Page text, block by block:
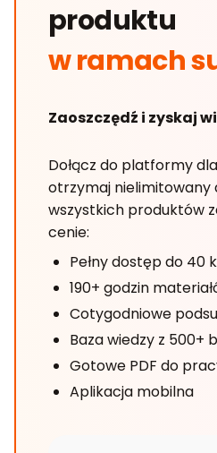
produktu
w ramach
Zaoszczędź i zyskaj
Dołącz do platformy
otrzymaj nielimitowany
wszystkich produktów
cenie:
Pełny dostęp do 40
190+ godzin
Cotygodniowe
Baza wiedzy z 500+
Gotowe PDF do
Aplikacja mobilna